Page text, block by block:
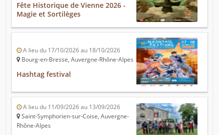
Fête Historique de Vienne 2026 -
Magie et Sortilèges
A lieu du 17/10/2026 au 18/10/2026
Bourg-en-Bresse, Auvergne-Rhône-Alpes
Hashtag festival
A lieu du 11/09/2026 au 13/09/2026
Saint-Symphorien-sur-Coise, Auvergne-
Rhône-Alpes